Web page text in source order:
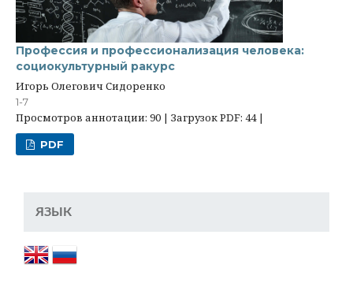
Профессия и профессионализация человека:
социокультурный ракурс
Игорь Олегович Сидоренко
1-7
Просмотров аннотации: 90 | Загрузок PDF: 44 |
PDF
ЯЗЫК